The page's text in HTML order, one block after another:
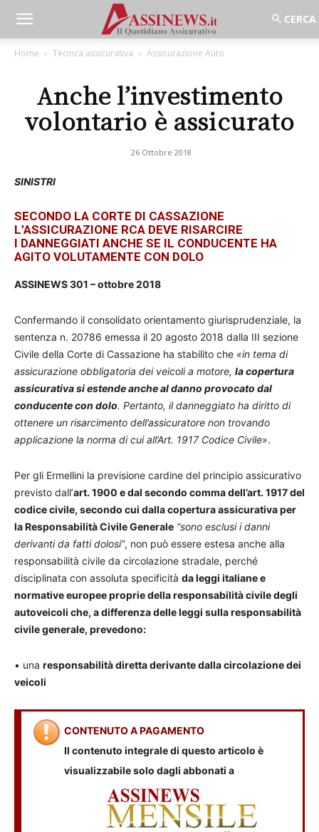
Home Tecnica assicurativa Assicurazione Auto
Anche l’investimento
volontario è assicurato
26 Ottobre 2018
SINISTRI
SECONDO LA CORTE DI CASSAZIONE
L’ASSICURAZIONE RCA DEVE RISARCIRE
I DANNEGGIATI ANCHE SE IL CONDUCENTE HA
AGITO VOLUTAMENTE CON DOLO
ASSINEWS 301 – ottobre 2018
Confermando il consolidato orientamento giurisprudenziale, la
sentenza n. 20786 emessa il 20 agosto 2018 dalla III sezione
Civile della Corte di Cassazione ha stabilito che «in tema di
assicurazione obbligatoria dei veicoli a motore, la copertura
assicurativa si estende anche al danno provocato dal
conducente con dolo. Pertanto, il danneggiato ha diritto di
ottenere un risarcimento dell’assicuratore non trovando
applicazione la norma di cui all’Art. 1917 Codice Civile».
Per gli Ermellini la previsione cardine del principio assicurativo
previsto dall’art. 1900 e dal secondo comma dell’art. 1917 del
codice civile, secondo cui dalla copertura assicurativa per
la Responsabilità Civile Generale “sono esclusi i danni
derivanti da fatti dolosi”, non può essere estesa anche alla
responsabilità civile da circolazione stradale, perché
disciplinata con assoluta specificità da leggi italiane e
normative europee proprie della responsabilità civile degli
autoveicoli che, a differenza delle leggi sulla responsabilità
civile generale, prevedono:
• una responsabilità diretta derivante dalla circolazione dei
veicoli
CONTENUTO A PAGAMENTO
Il contenuto integrale di questo articolo è
visualizzabile solo dagli abbonati a